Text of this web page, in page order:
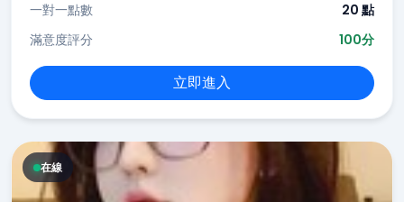
一對一點數
20 點
滿意度評分
100分
立即進入
在線